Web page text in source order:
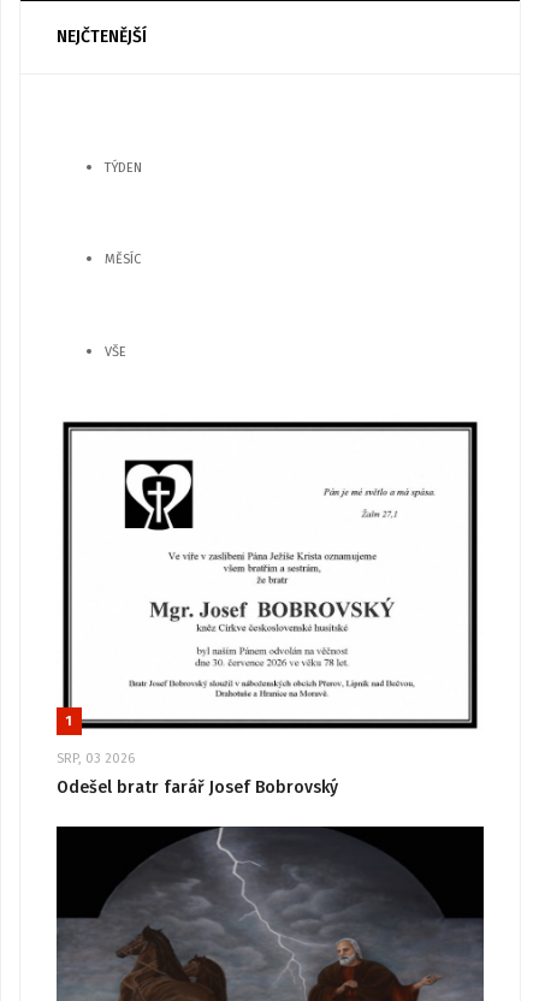
NEJČTENĚJŠÍ
TÝDEN
MĚSÍC
VŠE
1
SRP, 03 2026
Odešel bratr farář Josef Bobrovský